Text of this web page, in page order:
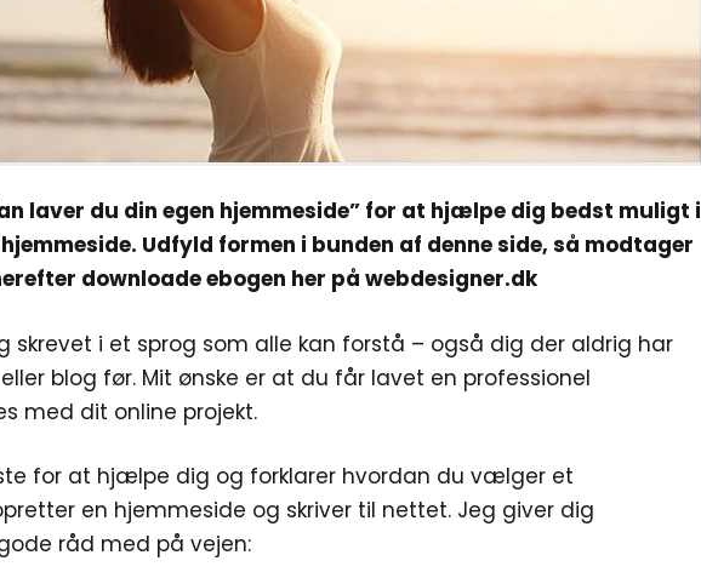
laver du din egen hjemmeside” for at hjælpe dig bedst muligt i
Udfyld formen i bunden af denne side, så modtager
downloade ebogen her på webdesigner.dk
skrevet i et sprog som alle kan forstå – også dig der aldrig har
blog før. Mit ønske er at du får lavet en professionel
med dit online projekt.
for at hjælpe dig og forklarer hvordan du vælger et
en hjemmeside og skriver til nettet. Jeg giver dig
råd med på vejen: